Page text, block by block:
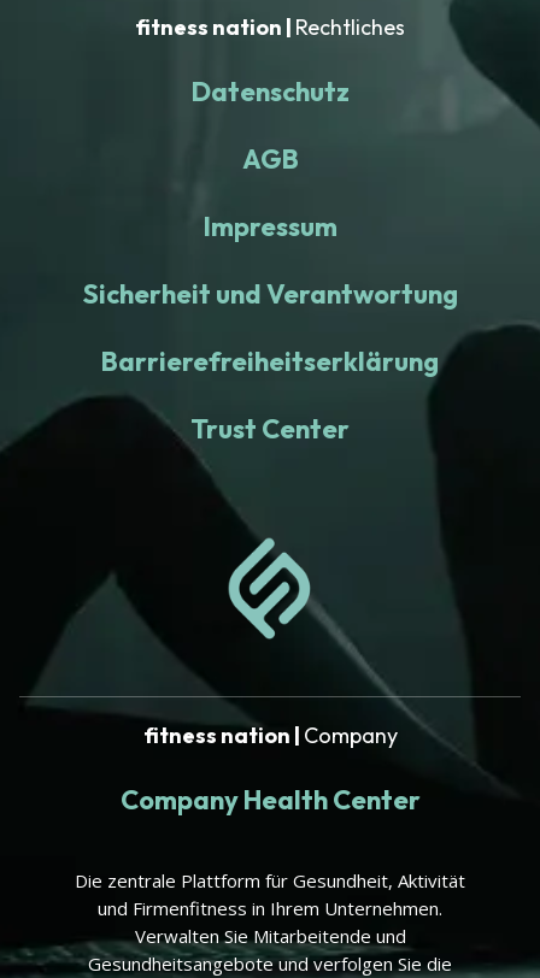
fitness nation | Rechtliches
Datenschutz
AGB
Impressum
Sicherheit und Verantwortung
Barrierefreiheitserklärung
Trust Center
fitness nation | Company
Company Health Center
Die zentrale Plattform für Gesundheit, Aktivität
und Firmenfitness in Ihrem Unternehmen.
Verwalten Sie Mitarbeitende und
Gesundheitsangebote und verfolgen Sie die